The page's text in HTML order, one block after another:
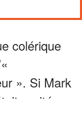
colérique
». Si Mark
excité,